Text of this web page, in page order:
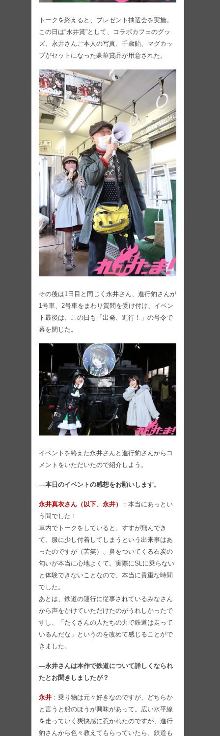
トークを終えると、プレゼント抽選会を実施。
この日は“永井賞”として、コラボカフェのグッ
ズ、永井さんご本人の写真、千歳飴、マグカッ
プがセットになった豪華賞品が用意された。
その後は1日目と同じく永井さん、進行豹さんが
1号車、2号車をまわり質問を受け付け、イベン
ト最後は、この日も「出発、進行！」の号令で
幕を閉じた。
イベントを終えた永井さんと進行豹さんからコ
メントをいただいたので紹介しよう。
―本日のイベントの感想をお願いします。
永井真衣さん（以下、永井）
：本当にあっとい
う間でした！
車内でトークをしていると、すすが飛んでき
て、服に少し付着してしまうという出来事はあ
ったのですが（苦笑）、鼻をついてくる石炭の
匂いが本当に心地よくて。実際にSLに乗らない
と体験できないことなので、本当に貴重な時間
でした。
あとは、鉄道の運行に従事されているみなさん
から声をかけていただけたのがうれしかったで
すし、「たくさんの人たちの力で鉄道は走って
いるんだな」というのを改めて感じることがで
きました。
―永井さんは本作で鉄道について詳しくなられ
たとお聞きしましたが？
永井 ：乗り物は元々好きなのですが、どちらか
と言うと船のほうが興味があって。広い水平線
を走っていく爽快感に惹かれたのですが、進行
豹さんから色々教えてもらっていたら、鉄道も